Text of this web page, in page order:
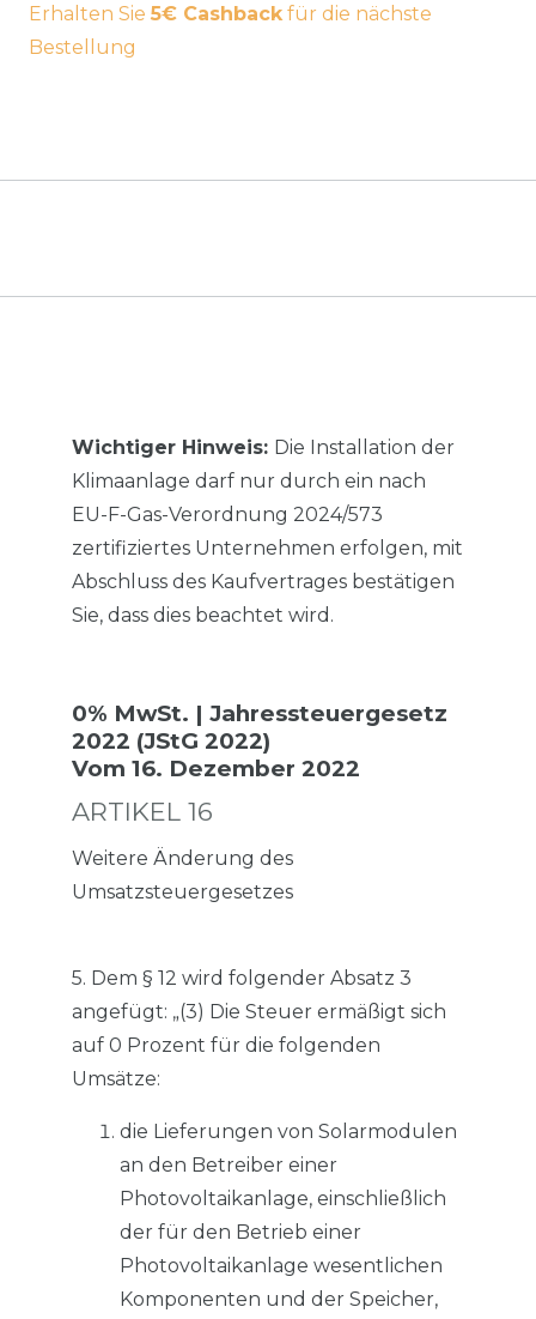
Erhalten Sie 5€ Cashbackfür die nächste
Bestellung
Wichtiger Hinweis: Die Installation der
Klimaanlage darf nur durch ein nach
EU-F-Gas-Verordnung 2024/573
zertifiziertes Unternehmen erfolgen, mit
Abschluss des Kaufvertrages bestätigen
Sie, dass dies beachtet wird.
0% MwSt. | Jahressteuergesetz
2022 (JStG 2022)
Vom 16. Dezember 2022
ARTIKEL 16
Weitere Änderung des
Umsatzsteuergesetzes
5. Dem § 12 wird folgender Absatz 3
angefügt: „(3) Die Steuer ermäßigt sich
auf 0 Prozent für die folgenden
Umsätze:
die Lieferungen von Solarmodulen
an den Betreiber einer
Photovoltaikanlage, einschließlich
der für den Betrieb einer
Photovoltaikanlage wesentlichen
Komponenten und der Speicher,